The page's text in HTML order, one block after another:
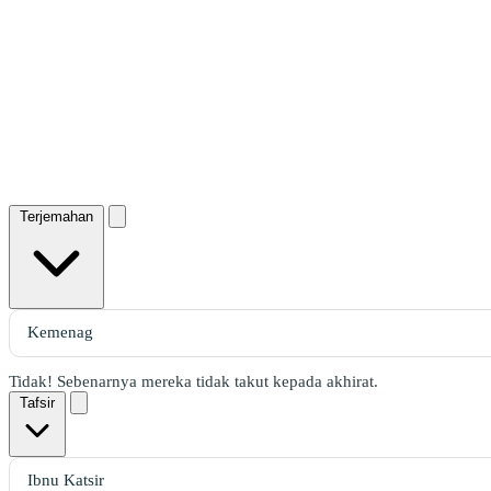
Terjemahan
Tidak! Sebenarnya mereka tidak takut kepada akhirat.
Tafsir